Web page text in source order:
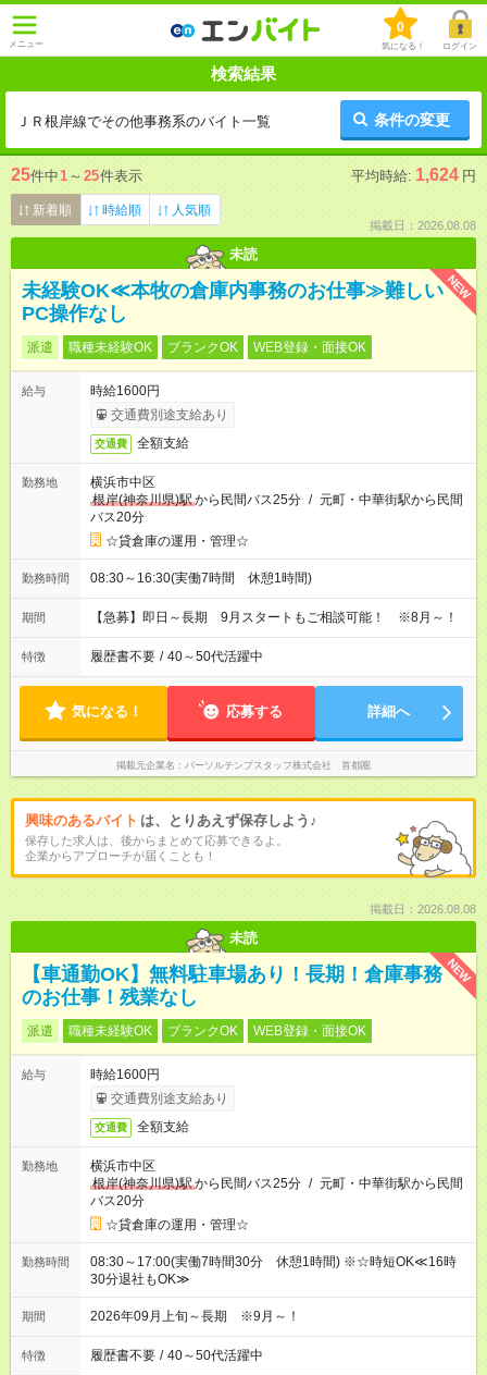
メニュー
0
気になる！ ログイン
検索結果
ＪＲ根岸線でその他事務系のバイト一覧 条件の変更
25件中1 ～ 25件表示 平均時給: 1,624 円
新着順 時給順 人気順
掲載日：2026.08.08
未読
NEW
未経験OK≪本牧の倉庫内事務のお仕事≫難しい
PC操作なし
派遣 職種未経験OK ブランクOK WEB登録・面接OK
給与
時給1600円
交通費別途支給あり
交通費 全額支給
勤務地
横浜市中区
根岸(神奈川県)駅から民間バス25分 / 元町・中華街駅から民間
バス20分
☆貸倉庫の運用・管理☆
勤務時間 08:30～16:30(実働7時間 休憩1時間)
期間 【急募】即日～長期 9月スタートもご相談可能！ ※8月～！
特徴 履歴書不要 / 40～50代活躍中
気になる！ 応募する 詳細へ
掲載元企業名 パーソルテンプスタッフ株式会社 首都圏
興味のあるバイト は、とりあえず保存しよう♪
保存した求人は、後からまとめて応募できるよ。
企業からアプローチが届くことも！
掲載日：2026.08.08
未読
NEW
【車通勤OK】無料駐車場あり！長期！倉庫事務
のお仕事！残業なし
派遣 職種未経験OK ブランクOK WEB登録・面接OK
給与
時給1600円
交通費別途支給あり
交通費 全額支給
勤務地
横浜市中区
根岸(神奈川県)駅から民間バス25分 / 元町・中華街駅から民間
バス20分
☆貸倉庫の運用・管理☆
勤務時間
08:30～17:00(実働7時間30分 休憩1時間) ※☆時短OK≪16時
30分退社もOK≫
期間 2026年09月上旬～長期 ※9月～！
特徴 履歴書不要 / 40～50代活躍中